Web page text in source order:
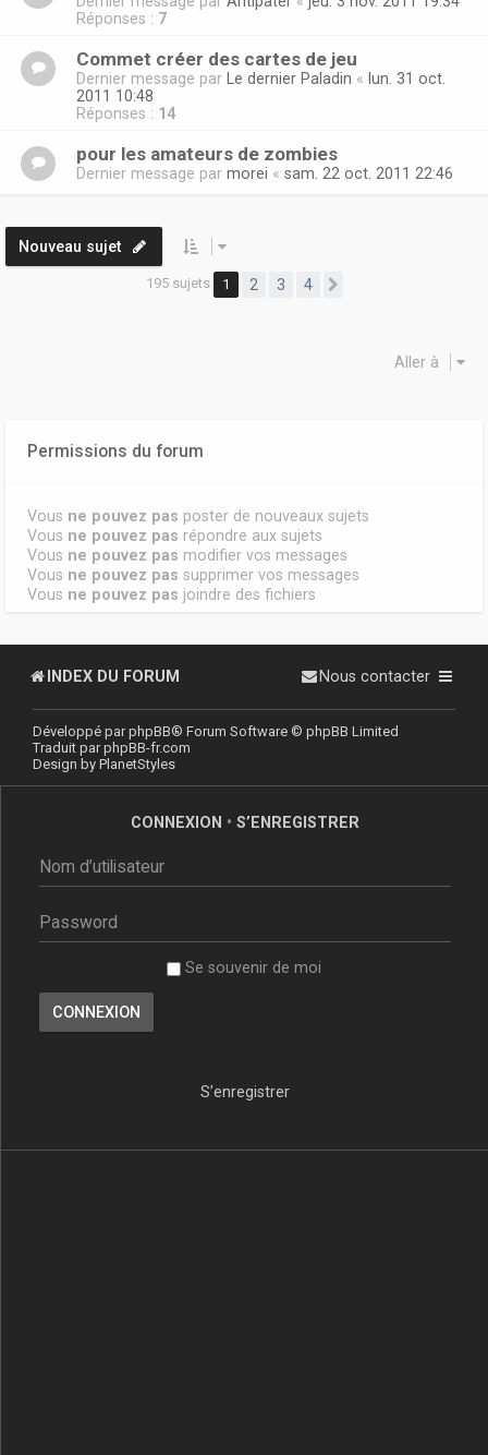
Réponses : 7
Commet créer des cartes de jeu
Dernier message par Le dernier Paladin « lun. 31 oct.
2011 10:48
Réponses : 14
pour les amateurs de zombies
Dernier message par morei « sam. 22 oct. 2011 22:46
Nouveau sujet
195 sujets 1 2 3 4
Aller à
Permissions du forum
Vous ne pouvez pas poster de nouveaux sujets
Vous ne pouvez pas répondre aux sujets
Vous ne pouvez pas modifier vos messages
Vous ne pouvez pas supprimer vos messages
Vous ne pouvez pas joindre des fichiers
INDEX DU FORUM Nous contacter
Développé parphpBB® Forum Software © phpBB Limited
Traduit parphpBB-fr.com
Design by PlanetStyles
CONNEXION • S’ENREGISTRER
Se souvenir de moi
S’enregistrer